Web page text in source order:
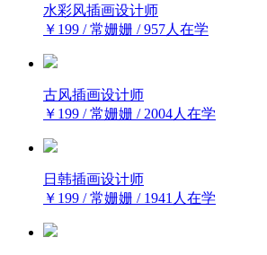
水彩风插画设计师
￥199 / 常姗姗 / 957人在学
古风插画设计师
￥199 / 常姗姗 / 2004人在学
日韩插画设计师
￥199 / 常姗姗 / 1941人在学